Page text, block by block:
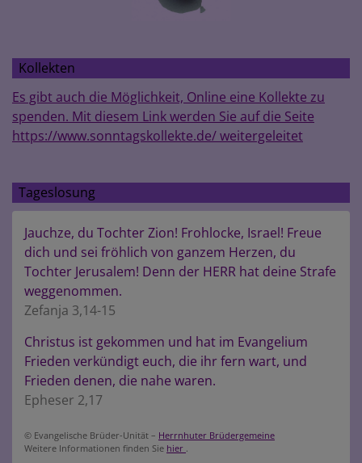
Kollekten
Es gibt auch die Möglichkeit, Online eine Kollekte zu
spenden. Mit diesem Link werden Sie auf die Seite
https://www.sonntagskollekte.de/ weitergeleitet
Tageslosung
Jauchze, du Tochter Zion! Frohlocke, Israel! Freue
dich und sei fröhlich von ganzem Herzen, du
Tochter Jerusalem! Denn der HERR hat deine Strafe
weggenommen.
Zefanja 3,14-15
Christus ist gekommen und hat im Evangelium
Frieden verkündigt euch, die ihr fern wart, und
Frieden denen, die nahe waren.
Epheser 2,17
© Evangelische Brüder-Unität – Herrnhuter Brüdergemeine
Weitere Informationen finden Sie hier .